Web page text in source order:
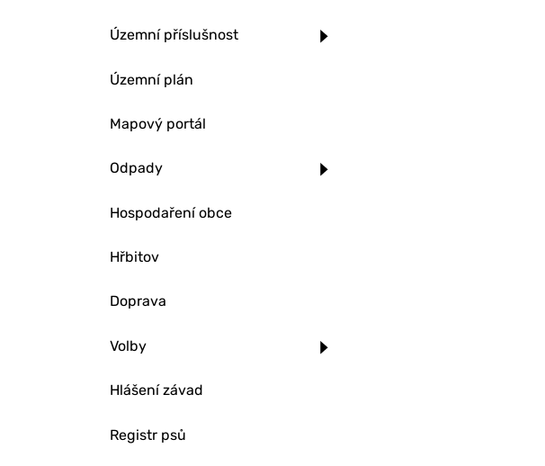
Územní příslušnost
Územní plán
Mapový portál
Odpady
Hospodaření obce
Hřbitov
Doprava
Volby
Hlášení závad
Registr psů